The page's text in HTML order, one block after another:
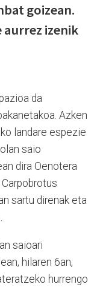
goizean.
izenik
da
Azken
landare espezie
saio
dira Oenotera
sartu direnak eta
saioari
hilaren 6an,
hurrengo